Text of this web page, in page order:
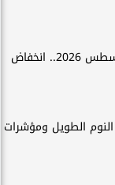
الطقس غدًا السبت 8 أغسطس 2026.. انخفاض
الطويل ومؤشرات